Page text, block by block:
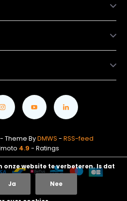
Theme ByDMWS - RSS-feed
4.9 - Ratings
onze website te verbeteren. Is dat
Ja Nee